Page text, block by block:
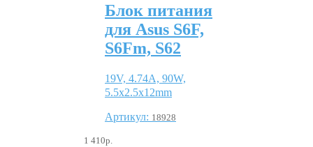
Блок питания
для Asus S6F,
S6Fm, S62
19V, 4.74A, 90W,
5.5x2.5x12mm
Артикул: 18928
1 410р.